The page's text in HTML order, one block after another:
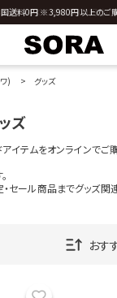
送料0円 ※3,980円以上のご
ならすぐに使える500円分の
) グッズ
ズ
イテムをオンラインでご
セール商品までグッズ関